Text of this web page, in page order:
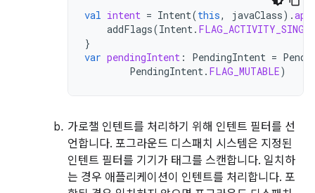
val intent = Intent(this, javaClass).
addFlags(Intent.
}
var pendingIntent : PendingIntent =
PendingIntent. FLAG_MUTABLE)
가로챌 인텐트를 처리하기 위해 인텐트 필터를 선
언합니다. 포그라운드 디스패치 시스템은 지정된
인텐트 필터를 기기가 태그를 스캔합니다. 일치하
는 경우 애플리케이션이 인텐트를 처리합니다. 포